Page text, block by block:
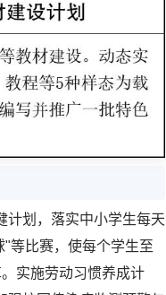
计划，落实中小学生每天
等比赛，使每个学生至
实施劳动习惯养成计